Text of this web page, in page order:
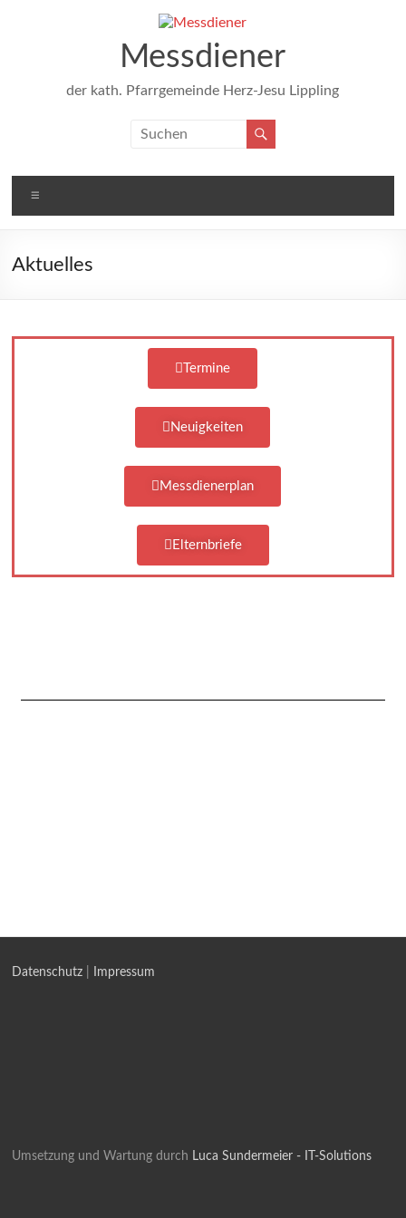
Messdiener
der kath. Pfarrgemeinde Herz-Jesu Lippling
Aktuelles
Termine
Neuigkeiten
Messdienerplan
Elternbriefe
Datenschutz Impressum
Umsetzung und Wartung durch Luca Sundermeier - IT-Solutions